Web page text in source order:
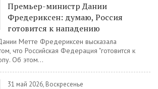
Премьер-министр Дании
Фредериксен: думаю, Россия
готовится к нападению
Метте Фредериксен высказала
что Российская Федерация "готовится к
Об этом...
31 май 2026, Воскресенье